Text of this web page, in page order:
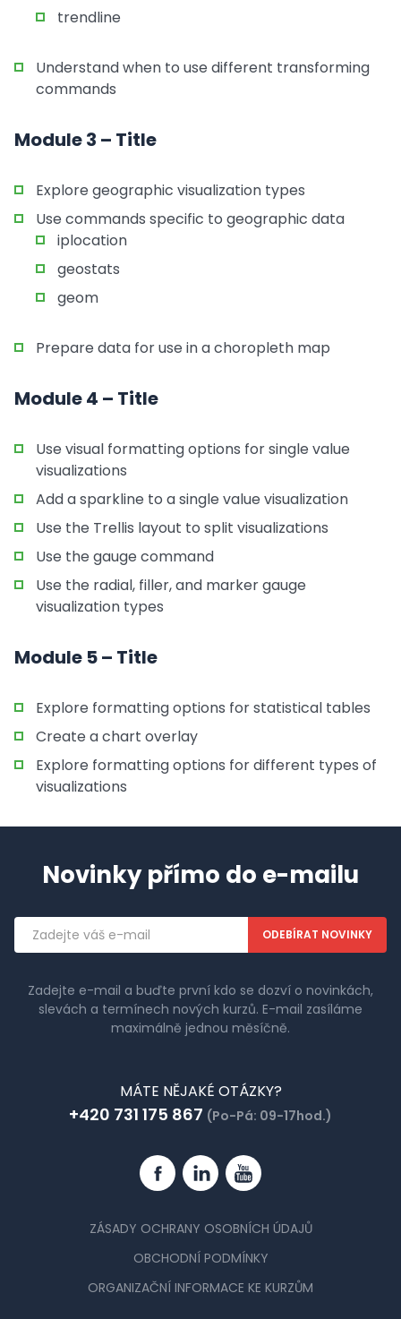
trendline
Understand when to use different transforming
commands
Module 3 – Title
Explore geographic visualization types
Use commands specific to geographic data
iplocation
geostats
geom
Prepare data for use in a choropleth map
Module 4 – Title
Use visual formatting options for single value
visualizations
Add a sparkline to a single value visualization
Use the Trellis layout to split visualizations
Use the gauge command
Use the radial, filler, and marker gauge
visualization types
Module 5 – Title
Explore formatting options for statistical tables
Create a chart overlay
Explore formatting options for different types of
visualizations
Novinky přímo do e-mailu
Emailová
adresa
Zadejte e-mail a buďte první kdo se dozví o novinkách,
slevách a termínech nových kurzů. E-mail zasíláme
maximálně jednou měsíčně.
MÁTE NĚJAKÉ OTÁZKY?
+420 731 175 867 (Po-Pá: 09-17hod.)
FacebookLinkedinYouTube
ZÁSADY OCHRANY OSOBNÍCH ÚDAJŮ
OBCHODNÍ PODMÍNKY
ORGANIZAČNÍ INFORMACE KE KURZŮM